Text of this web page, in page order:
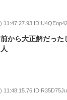
11:47:27.93
から大正解だった
11:48:15.76 ID:R35D75Ju